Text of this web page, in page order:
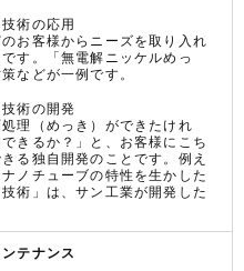
術の応用
お客様からニーズを取り入れ
す。「無電解ニッケルめっ
などが一例です。
技術の開発
処理（めっき）ができたけれ
きるか？」と、お客様にこち
る独自開発のことです。例え
ノチューブの特性を生かした
術」は、サン工業が開発した
テナンス